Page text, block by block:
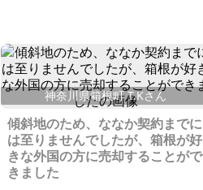
神奈川県箱根町 T.Kさん
傾斜地のため、ななか契約までに
は至りませんでしたが、箱根が好
きな外国の方に売却することがで
きました